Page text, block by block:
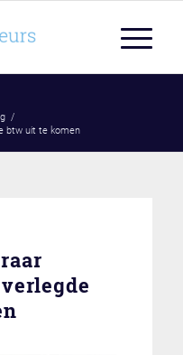
/
btw uit te komen